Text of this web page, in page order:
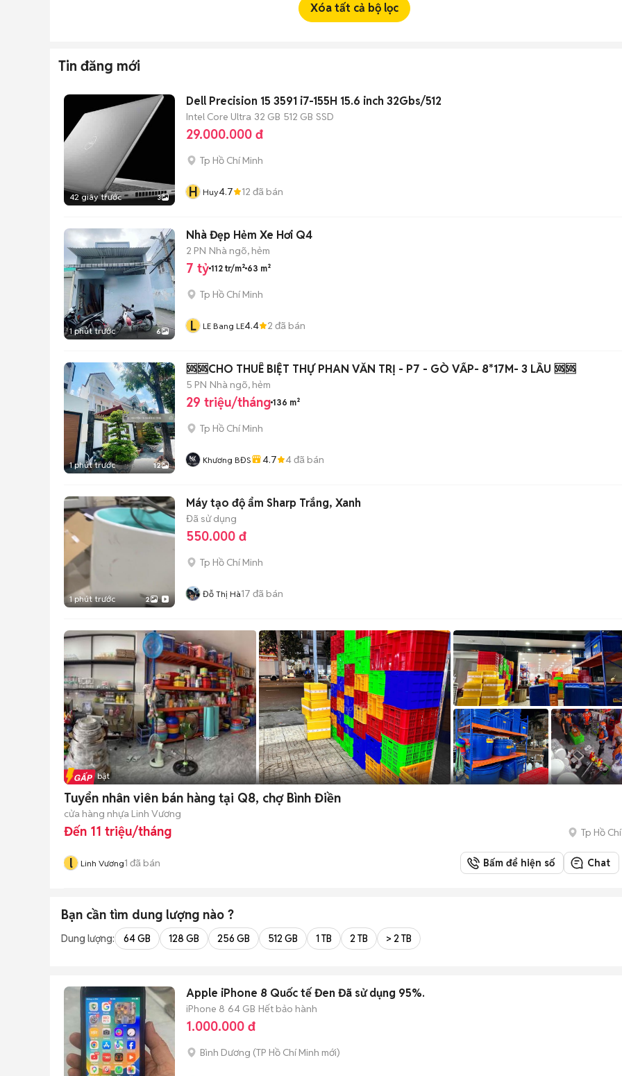
Xóa tất cả bộ lọc
Tin đăng mới
42 giây trước 3
Dell Precision 15 3591 i7-155H 15.6 inch 32Gbs/512
Intel Core Ultra 32 GB 512 GB SSD
29.000.000 đ
Tp Hồ Chí Minh
H Huy4.7 12 đã bán
1 phút trước 6
Nhà Đẹp Hẻm Xe Hơi Q4
2 PN Nhà ngõ, hẻm
7 tỷ 112 tr/m² 63 m²
Tp Hồ Chí Minh
L LE Bang LE4.4 2 đã bán
1 phút trước 12
🆘🆘CHO THUÊ BIỆT THỰ PHAN VĂN TRỊ - P7 - GÒ VẤP- 8*17M- 3 LẦU 🆘🆘
5 PN Nhà ngõ, hẻm
29 triệu/tháng 136 m²
Tp Hồ Chí Minh
Khương BĐS 4.7 4đã bán
1 phút trước 2
Máy tạo độ ẩm Sharp Trắng, Xanh
Đã sử dụng
550.000 đ
Tp Hồ Chí Minh
Đỗ Thị Hà17 đã bán
Tin nổi bật
Tuyển nhân viên bán hàng tại Q8, chợ Bình Điền
cửa hàng nhựa Linh Vương
Đến 11 triệu/tháng Tp Hồ
l Linh Vương1 đã bán Bấm để hiện số Chat
Bạn cần tìm dung lượng nào ?
Dung lượng: 64 GB 128 GB 256 GB 512 GB 1 TB 2 TB > 2 TB
Apple iPhone 8 Quốc tế Đen Đã sử dụng 95%.
iPhone 8 64 GB Hết bảo hành
1.000.000 đ
Bình Dương (TP Hồ Chí Minh mới)